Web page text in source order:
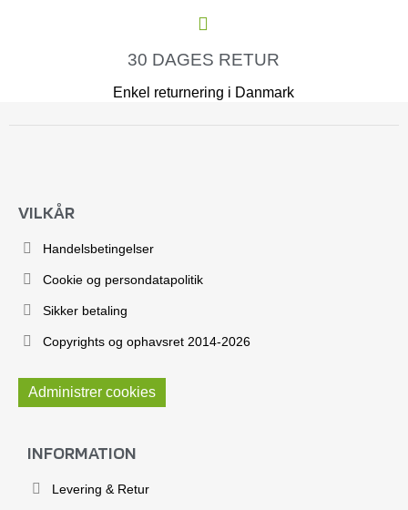
30 DAGES RETUR
Enkel returnering i Danmark
VILKÅR
Handelsbetingelser
Cookie og persondatapolitik
Sikker betaling
Copyrights og ophavsret 2014-2026
Administrer cookies
INFORMATION
Levering & Retur